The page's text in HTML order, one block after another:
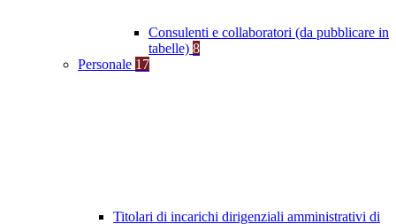
Consulenti e collaboratori (da pubblicare in
tabelle) 8
Personale 17
Titolari di incarichi dirigenziali amministrativi di